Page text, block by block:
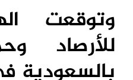
وتوقعت
للأرصاد
بالسعودية